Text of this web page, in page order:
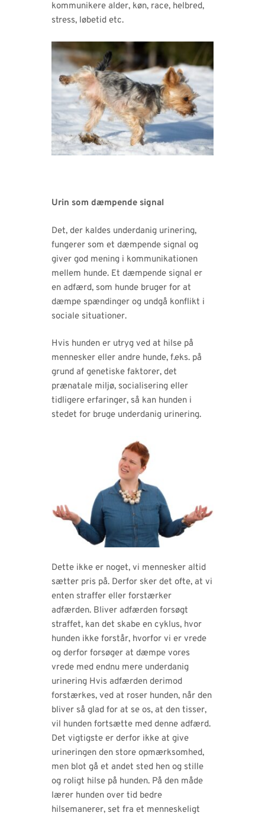
kommunikere alder, køn, race, helbred,
stress, løbetid etc.
Urin som dæmpende signal
Det, der kaldes underdanig urinering,
fungerer som et dæmpende signal og
giver god mening i kommunikationen
mellem hunde. Et dæmpende signal er
en adfærd, som hunde bruger for at
dæmpe spændinger og undgå konflikt i
sociale situationer.
Hvis hunden er utryg ved at hilse på
mennesker eller andre hunde, f.eks. på
grund af genetiske faktorer, det
prænatale miljø, socialisering eller
tidligere erfaringer, så kan hunden i
stedet for bruge underdanig urinering.
Dette ikke er noget, vi mennesker altid
sætter pris på. Derfor sker det ofte, at vi
enten straffer eller forstærker
adfærden. Bliver adfærden forsøgt
straffet, kan det skabe en cyklus, hvor
hunden ikke forstår, hvorfor vi er vrede
og derfor forsøger at dæmpe vores
vrede med endnu mere underdanig
urinering Hvis adfærden derimod
forstærkes, ved at roser hunden, når den
bliver så glad for at se os, at den tisser,
vil hunden fortsætte med denne adfærd.
Det vigtigste er derfor ikke at give
urineringen den store opmærksomhed,
men blot gå et andet sted hen og stille
og roligt hilse på hunden. På den måde
lærer hunden over tid bedre
hilsemanerer, set fra et menneskeligt